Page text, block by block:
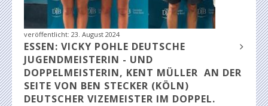
veröffentlicht: 23. August 2024
ESSEN: VICKY POHLE DEUTSCHE
JUGENDMEISTERIN - UND
DOPPELMEISTERIN, KENT MÜLLER AN DER
SEITE VON BEN STECKER (KÖLN)
DEUTSCHER VIZEMEISTER IM DOPPEL.